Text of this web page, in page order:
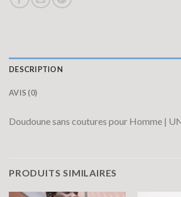
DESCRIPTION
AVIS (0)
Doudoune sans coutures pour Homme |
PRODUITS SIMILAIRES